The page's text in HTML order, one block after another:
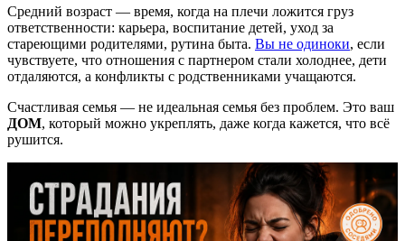
Средний возраст — время, когда на плечи ложится груз
ответственности: карьера, воспитание детей, уход за
стареющими родителями, рутина быта. Вы не одиноки, если
чувствуете, что отношения с партнером стали холоднее, дети
отдаляются, а конфликты с родственниками учащаются.
Счастливая семья — не идеальная семья без проблем. Это ваш
ДОМ, который можно укреплять, даже когда кажется, что всё
рушится.